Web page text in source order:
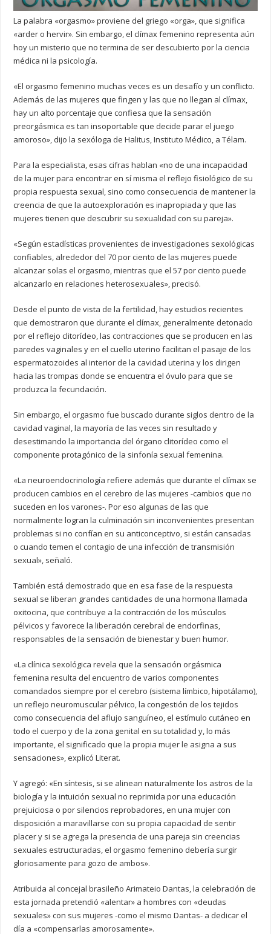
La palabra «orgasmo» proviene del griego «orga», que significa
«arder o hervir». Sin embargo, el clímax femenino representa aún
hoy un misterio que no termina de ser descubierto por la ciencia
médica ni la psicología.
«El orgasmo femenino muchas veces es un desafío y un conflicto.
Además de las mujeres que fingen y las que no llegan al clímax,
hay un alto porcentaje que confiesa que la sensación
preorgásmica es tan insoportable que decide parar el juego
amoroso», dijo la sexóloga de Halitus, Instituto Médico, a Télam.
Para la especialista, esas cifras hablan «no de una incapacidad
de la mujer para encontrar en sí misma el reflejo fisiológico de su
propia respuesta sexual, sino como consecuencia de mantener la
creencia de que la autoexploración es inapropiada y que las
mujeres tienen que descubrir su sexualidad con su pareja».
«Según estadísticas provenientes de investigaciones sexológicas
confiables, alrededor del 70 por ciento de las mujeres puede
alcanzar solas el orgasmo, mientras que el 57 por ciento puede
alcanzarlo en relaciones heterosexuales», precisó.
Desde el punto de vista de la fertilidad, hay estudios recientes
que demostraron que durante el clímax, generalmente detonado
por el reflejo clitorídeo, las contracciones que se producen en las
paredes vaginales y en el cuello uterino facilitan el pasaje de los
espermatozoides al interior de la cavidad uterina y los dirigen
hacia las trompas donde se encuentra el óvulo para que se
produzca la fecundación.
Sin embargo, el orgasmo fue buscado durante siglos dentro de la
cavidad vaginal, la mayoría de las veces sin resultado y
desestimando la importancia del órgano clitorídeo como el
componente protagónico de la sinfonía sexual femenina.
«La neuroendocrinología refiere además que durante el clímax se
producen cambios en el cerebro de las mujeres -cambios que no
suceden en los varones-. Por eso algunas de las que
normalmente logran la culminación sin inconvenientes presentan
problemas si no confían en su anticonceptivo, si están cansadas
o cuando temen el contagio de una infección de transmisión
sexual», señaló.
También está demostrado que en esa fase de la respuesta
sexual se liberan grandes cantidades de una hormona llamada
oxitocina, que contribuye a la contracción de los músculos
pélvicos y favorece la liberación cerebral de endorfinas,
responsables de la sensación de bienestar y buen humor.
«La clínica sexológica revela que la sensación orgásmica
femenina resulta del encuentro de varios componentes
comandados siempre por el cerebro (sistema límbico, hipotálamo),
un reflejo neuromuscular pélvico, la congestión de los tejidos
como consecuencia del aflujo sanguíneo, el estímulo cutáneo en
todo el cuerpo y de la zona genital en su totalidad y, lo más
importante, el significado que la propia mujer le asigna a sus
sensaciones», explicó Literat.
Y agregó: «En síntesis, si se alinean naturalmente los astros de la
biología y la intuición sexual no reprimida por una educación
prejuiciosa o por silencios reprobadores, en una mujer con
disposición a maravillarse con su propia capacidad de sentir
placer y si se agrega la presencia de una pareja sin creencias
sexuales estructuradas, el orgasmo femenino debería surgir
gloriosamente para gozo de ambos».
Atribuida al concejal brasileño Arimateio Dantas, la celebración de
esta jornada pretendió «alentar» a hombres con «deudas
sexuales» con sus mujeres -como el mismo Dantas- a dedicar el
día a «compensarlas amorosamente».